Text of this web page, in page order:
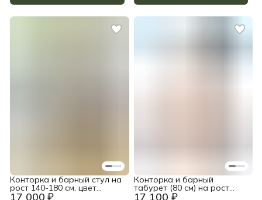
17 000 ₽
Конторка и барный стул на
рост 140-180 см, цвет
Прозрачное масло и белый 17 100 ₽
Конторка и барный
табурет (80 см) на рост
155-185, цвет Прозрачное